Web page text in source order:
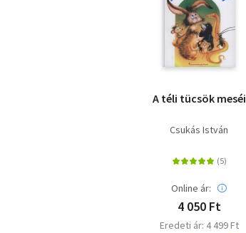
A téli tücsök meséi
Csukás István
Online ár:
4 050 Ft
Eredeti ár: 4 499 Ft